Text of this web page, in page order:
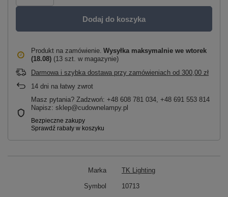
Dodaj do koszyka
Produkt na zamówienie Wysyłka maksymalnie we wtorek
(18.08) (13 szt. w magazynie)
Darmowa i szybka dostawa przy zamówieniach od 300,00 zł
14 dni na łatwy zwrot
Masz pytania? Zadzwoń: +48 608 781 034, +48 691 553 814
Napisz: sklep@cudownelampy.pl
Marka TK Lighting
Symbol 10713